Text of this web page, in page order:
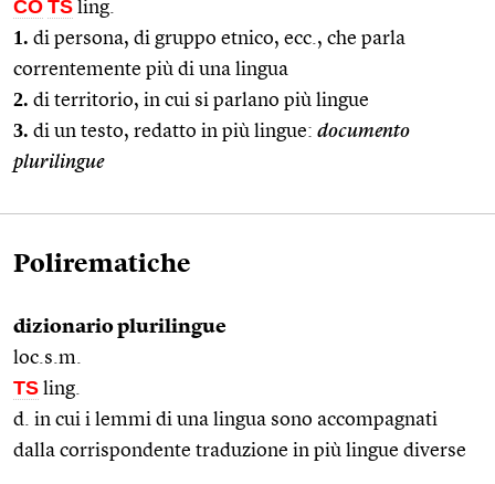
CO TS ling.
1. di persona, di gruppo etnico, ecc., che parla
correntemente più di una lingua
2. di territorio, in cui si parlano più lingue
3. di un testo, redatto in più lingue: documento
plurilingue
Polirematiche
dizionario plurilingue
loc.s.m.
TS ling.
d. in cui i lemmi di una lingua sono accompagnati
dalla corrispondente traduzione in più lingue diverse